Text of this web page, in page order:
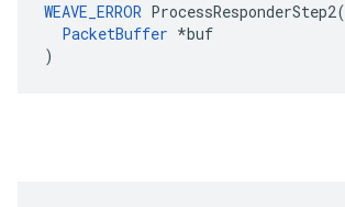
WEAVE_ERROR ProcessResponderStep2(
PacketBuffer *buf
)